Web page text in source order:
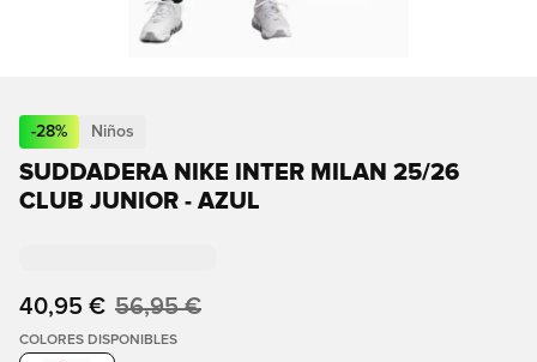
-28% Niños
SUDDADERA NIKE INTER MILAN 25/26
CLUB JUNIOR - AZUL
40,95 € 56,95 €
COLORES DISPONIBLES